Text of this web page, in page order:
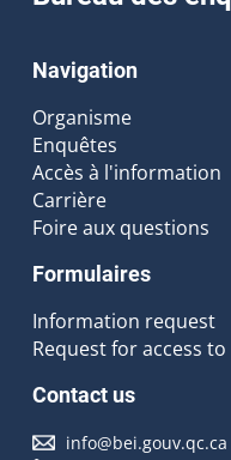
Navigation
Organisme
Enquêtes
Accès à l'information
Carrière
Foire aux questions
Formulaires
Information request
Request for access
Contact us
info@bei.gouv.qc.ca